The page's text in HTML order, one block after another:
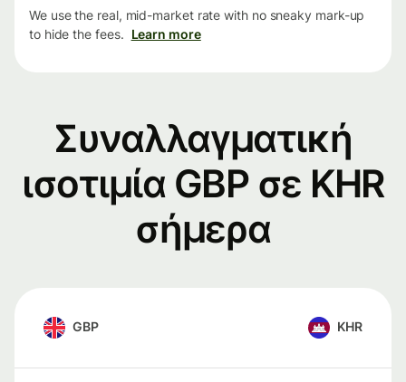
We use the real, mid-market rate with no sneaky mark-up
to hide the fees. Learn more
Συναλλαγματική
ισοτιμία GBP σε KHR
σήμερα
GBP KHR